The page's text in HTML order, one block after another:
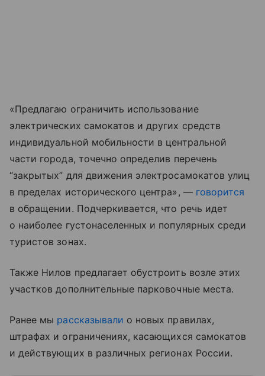
«Предлагаю ограничить использование
электрических самокатов и других средств
индивидуальной мобильности в центральной
части города, точечно определив перечень
“закрытых” для движения электросамокатов улиц
в пределах исторического центра», — говорится
в обращении. Подчеркивается, что речь идет
о наиболее густонаселенных и популярных среди
туристов зонах.
Также Нилов предлагает обустроить возле этих
участков дополнительные парковочные места.
Ранее мы рассказывали о новых правилах,
штрафах и ограничениях, касающихся самокатов
и действующих в различных регионах России.